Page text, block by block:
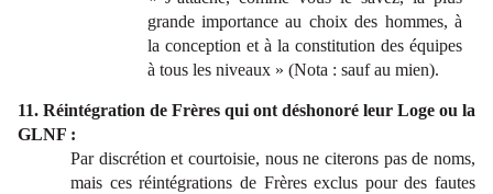
grande importance au choix des hommes, à
la conception et à la constitution des équipes
à tous les niveaux » (Nota : sauf au mien).
11. Réintégration de Frères qui ont déshonoré leur Loge ou la
GLNF :
Par discrétion et courtoisie, nous ne citerons pas de noms,
mais ces réintégrations de Frères exclus pour des fautes